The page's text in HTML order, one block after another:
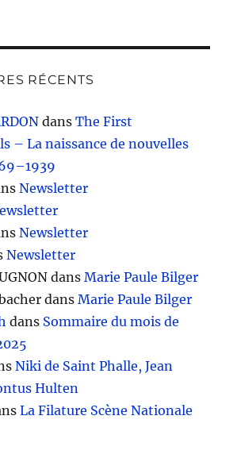
RÉCENTS
dansThe First
– La naissance de nouvelles
Newsletter
Newsletter
Newsletter
dansMarie Paule Bilger
dansMarie Paule Bilger
dans Sommaire du mois de
Niki de Saint Phalle, Jean
Hulten
La Filature Scène Nationale